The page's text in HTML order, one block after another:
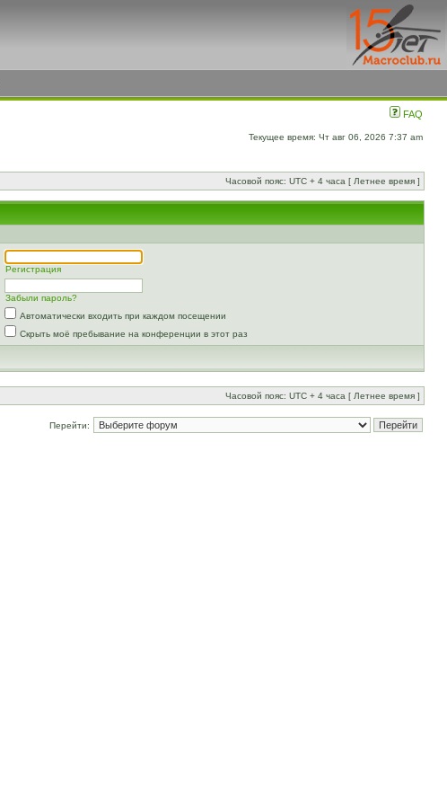
FAQ
Текущее время: Чт авг 06, 2026 7:37 am
Часовой пояс: UTC + 4 часа [ Летнее время ]
Регистрация
Забыли пароль?
Автоматически входить при каждом посещении
Скрыть моё пребывание на конференции в этот раз
Часовой пояс: UTC + 4 часа [ Летнее время ]
Перейти: